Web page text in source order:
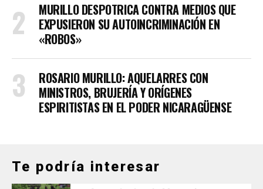
MURILLO DESPOTRICA CONTRA MEDIOS QUE
EXPUSIERON SU AUTOINCRIMINACIÓN EN
«ROBOS»
ROSARIO MURILLO: AQUELARRES CON
MINISTROS, BRUJERÍA Y ORÍGENES
ESPIRITISTAS EN EL PODER NICARAGÜENSE
Te podría interesar